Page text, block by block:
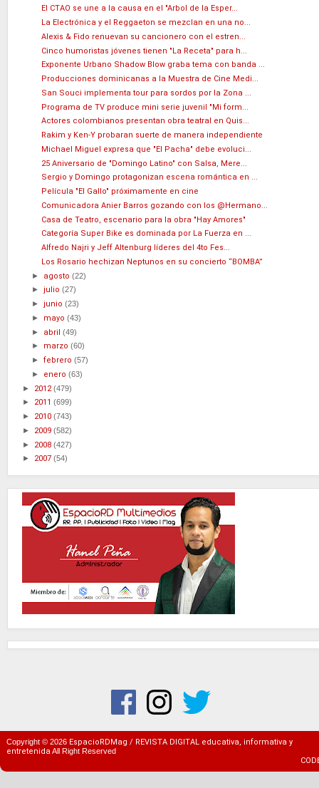
El CTAO se une a la causa en el "Arbol de la Esper...
La Electrónica y el Reggaeton se mezclan en una no...
Alexis & Fido renuevan su cancionero con el estren...
Cinco humoristas jóvenes tienen "La Receta" para h...
Exponente Urbano Shadow Blow graba tema con banda ...
Producciones dominicanas a la Muestra de Cine Medi...
San Souci implementa tour para sordos por la Zona ...
Programa de TV produce mini serie juvenil "Mi form...
Actores colombianos presentan obra teatral en Quis...
Rakim y Ken-Y probaran suerte de manera independiente
Michael Miguel expresa que "El Pacha" debe evoluci...
25 Aniversario de "Domingo Latino" con Salsa, Mere...
Sergio y Domingo protagonizan escena romántica en ...
Película "El Gallo" próximamente en cine
Comunicadora Anier Barros gozando con los @Hermano...
Casa de Teatro, escenario para la obra "Hay Amores"
Categoría Super Bike es dominada por La Fuerza en ...
Alfredo Najri y Jeff Altenburg líderes del 4to Fes...
Los Rosario hechizan Neptunos en su concierto “BOMBA”
► agosto(22)
►julio(27)
►junio(23)
► mayo(43)
► abril(49)
► marzo(60)
►febrero(57)
► enero(63)
► 2012(479)
► 2011 (699)
► 2010 (743)
► 2009 (582)
► 2008 (427)
► 2007 (54)
Copyright © 2026 EspacioRDMag / REVISTA DIGITAL educativa, informativa y
entretenidaAll Right Reserved